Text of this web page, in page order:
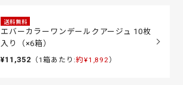
送料無料
エバーカラーワンデールクアージュ 10枚
入り（×6箱）
¥11,352 （1箱あたり:約¥1,892）